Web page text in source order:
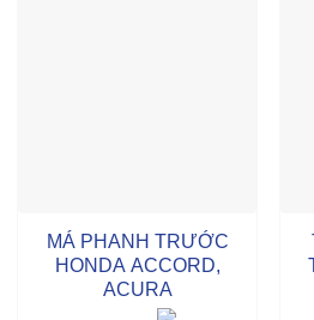
MÁ PHANH TRƯỚC
HONDA ACCORD,
ACURA